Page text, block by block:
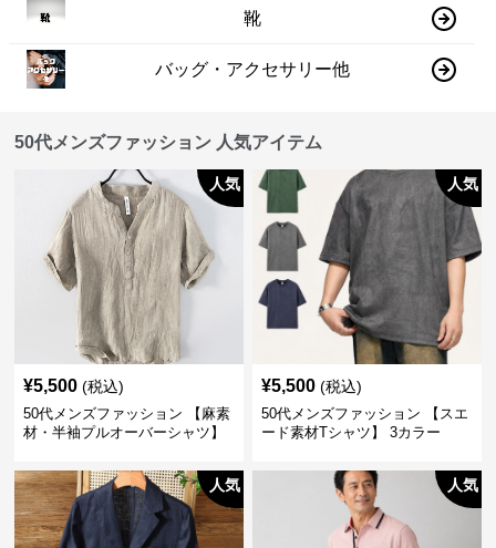
靴
バッグ・アクセサリー他
50代メンズファッション 人気アイテム
人気
¥5,500 (税込)
50代メンズファッション 【麻素
材・半袖プルオーバーシャツ】
人気
¥5,500 (税込)
50代メンズファッション 【スエ
ード素材Tシャツ】 3カラー
人気 人気